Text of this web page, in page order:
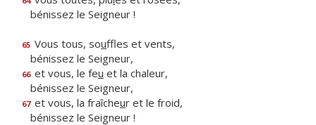
bénissez le Seigneur !
65 Vous tous, souffles et vents,
bénissez le Seigneur,
66 et vous, le feu et la chaleur,
bénissez le Seigneur,
67 et vous, la fraîcheur et le froid,
bénissez le Seigneur !